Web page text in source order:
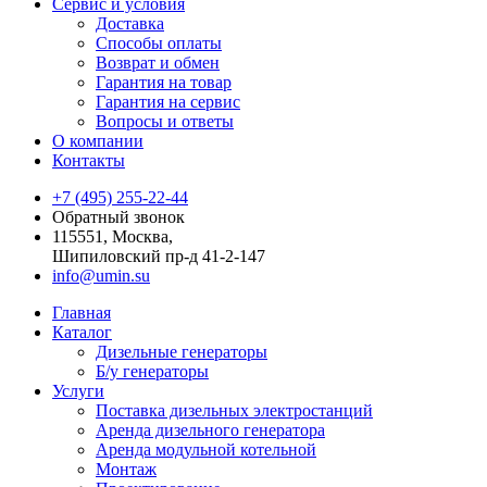
Сервис и условия
Доставка
Способы оплаты
Возврат и обмен
Гарантия на товар
Гарантия на сервис
Вопросы и ответы
О компании
Контакты
+7 (495) 255-22-44
Обратный звонок
115551, Москва,
Шипиловский пр-д 41-2-147
info@umin.su
Главная
Каталог
Дизельные генераторы
Б/у генераторы
Услуги
Поставка дизельных электростанций
Аренда дизельного генератора
Аренда модульной котельной
Монтаж